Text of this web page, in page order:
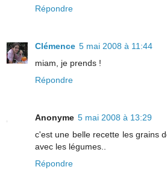
Répondre
Clémence 5 mai 2008 à 11:44
miam, je prends !
Répondre
Anonyme 5 mai 2008 à 13:29
c'est une belle recette les grains
avec les légumes..
Répondre